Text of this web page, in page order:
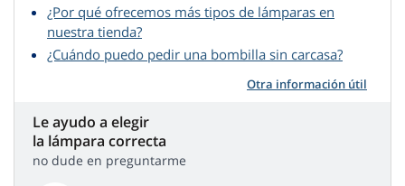
¿Por qué ofrecemos más tipos de lámparas en
nuestra tienda?
¿Cuándo puedo pedir una bombilla sin carcasa?
Otra información útil
Le ayudo a elegir
la lámpara correcta
no dude en preguntarme